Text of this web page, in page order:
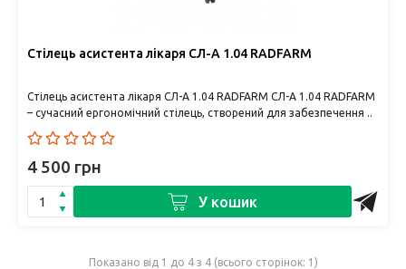
Стілець асистента лікаря СЛ-А 1.04 RADFARM
Стілець асистента лікаря СЛ-А 1.04 RADFARM СЛ-А 1.04 RADFARM
– сучасний ергономічний стілець, створений для забезпечення ..
4 500 грн
У кошик
Показано від 1 до 4 з 4 (всього сторінок: 1)